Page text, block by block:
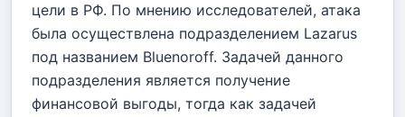
цели в РФ. По мнению исследователей, атака
была осуществлена подразделением Lazarus
под названием Bluenoroff. Задачей данного
подразделения является получение
финансовой выгоды, тогда как задачей